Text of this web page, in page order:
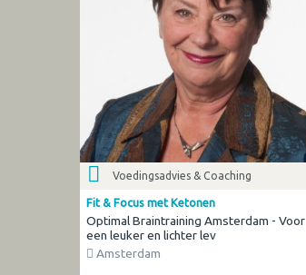
Voedingsadvies & Coaching
Fit & Focus met Ketonen
Optimal Braintraining Amsterdam - Voor
een leuker en lichter lev
Amsterdam